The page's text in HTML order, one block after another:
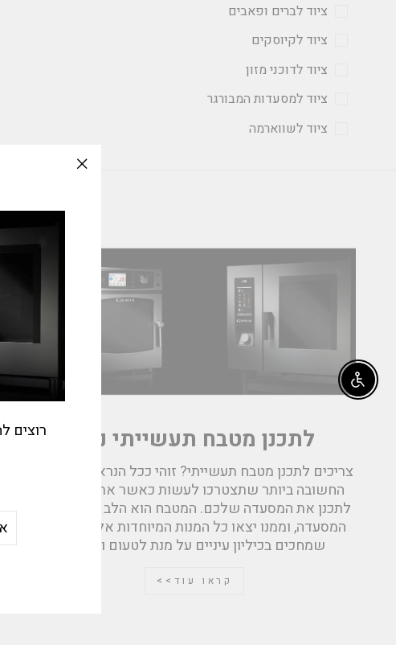
ציוד לברים ופאבים
ציוד לקיוסקים
ציוד לדוכני מזון
ציוד למסעדות המבורגר
ציוד לשווארמה
לתכנן מטבח תעשייתי נכון
צריכים לתכנן מטבח תעשייתי? זוהי ככל הנראה המשימה
החשובה ביותר שתצטרכו לעשות כאשר אתם ניגשים
לתכנן את המסעדה שלכם. המטבח הוא הלב הפועם של
המסעדה, וממנו יצאו כל המנות המיוחדות אל הסועדים
שמחכים בכיליון עיניים על מנת לטעום וליהנות
קראו עוד>>
רוצים
Enable accessibility